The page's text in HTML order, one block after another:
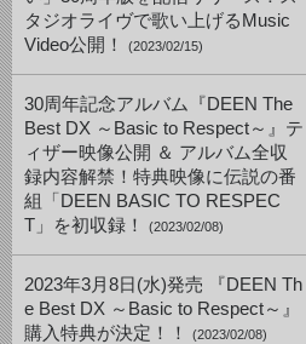
タジオライヴで歌い上げるMusic
Video公開！
(2023/02/15)
30周年記念アルバム『DEEN The
Best DX ～Basic to Respect～』テ
ィザー映像公開 ＆ アルバム全収
録内容解禁！特典映像に伝説の番
組「DEEN BASIC TO RESPEC
T」を初収録！
(2023/02/08)
2023年3月8日(水)発売 『DEEN Th
e Best DX ～Basic to Respect～』
購入特典が決定！！
(2023/02/08)